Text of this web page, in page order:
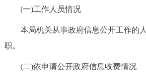
(一)工作人员情况
本局机关从事政府信息公开工作的人
职。
(二)依申请公开政府信息收费情况